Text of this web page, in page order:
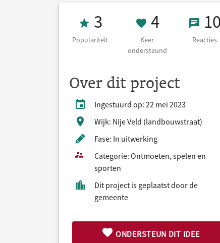
Populariteit 3
3
Populariteit
4 Keer
4
Keer
ondersteund
1010
Reacties
Over dit project
Ingestuurd op: 22 mei 2023
Wijk: Nije Veld (landbouwstraat)
Fase: In uitwerking
Categorie: Ontmoeten, spelen en
sporten
Dit project is geplaatst door de
gemeente
ONDERSTEUN DIT IDEE